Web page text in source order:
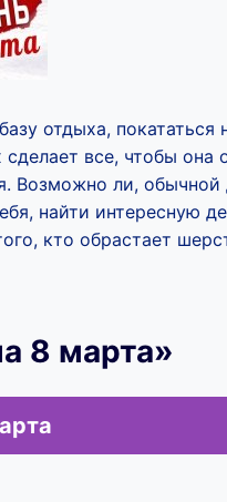
отдыха, покататься
все, чтобы она
ли, обычной
найти интересную
кто обрастает
8 марта»